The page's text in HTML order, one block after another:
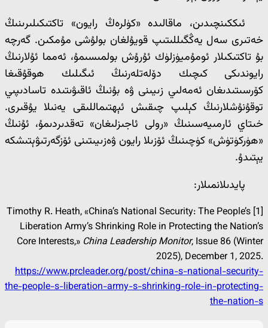
ئىككىنچىدىن، ماقالىدە «كۈلرەڭ رايون» تاكتىكىلىرىنىڭ
خەتىرى سەل يەڭگىللىتىپ قويۇلغان بولۇشى مۇمكىن. گەرچە
بۇ تاكتىكىلار ئومۇميۈزلۈك ئۇرۇش بولمىسىمۇ، ئەمما ئۇلارنىڭ
رايوندىكى كىچىك دۆلەتلەرنىڭ ئىگىلىك ھوقۇقىغا
كۆرسىتىدىغان ئەمەلىي زىيىنى ۋە بۇنىڭ ئاقىۋىتىدە تاسادىپىي
توقۇنۇشلارنىڭ كېلىپ چىقىش ئېھتىماللىقى يەنىلا يۇقىرى.
خىتاي ئارمىيەسىنىڭ «رولى ئاجىزلىغان» تەقدىردىمۇ، ئۇنىڭ
«ھۈركۈتۈش» كۈچىنىڭ ئۆزىلا رايون ۋەزىيىتىنى ئۆزگەرتىۋېتىشكە
يېتىدۇ.
پايدىلانمىلار:
[1] Timothy R. Heath, «China’s National Security: The People’s
Liberation Army’s Shrinking Role in Protecting the Nation’s
Core Interests,» China Leadership Monitor, Issue 86 (Winter
2025), December 1, 2025.
https://www.prcleader.org/post/china-s-national-security-
the-people-s-liberation-army-s-shrinking-role-in-protecting-
the-nation-s